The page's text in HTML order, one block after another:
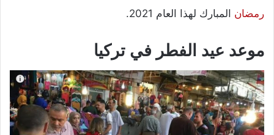
رمضان المبارك لهذا العام 2021.
موعد عيد الفطر في تركيا